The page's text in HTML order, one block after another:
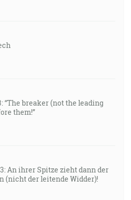
“The breaker (not the leading
them!”
An ihrer Spitze zieht dann der
(nicht der leitende Widder)!